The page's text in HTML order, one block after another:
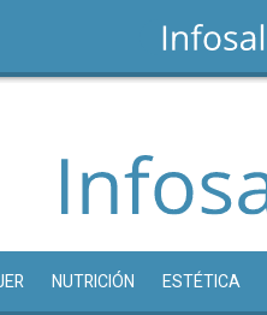
NUTRICIÓN ESTÉTICA